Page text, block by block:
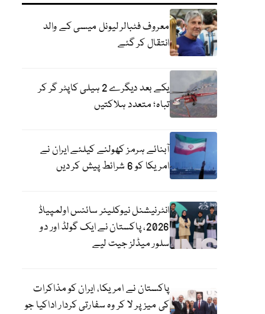
معروف فٹبالر لیونل میسی کے والد
انتقال کر گئے
یکے بعد دیگرے 2 ہیلی کاپٹر گر کر
تباہ؛ متعدد ہلاکتیں
آبنائے ہرمز کھولنے کیلئے ایران نے
امریکا کو 6 شرائط پیش کر دیں
انٹرنیشنل نیوکلیئر سائنس اولمپیاڈ
2026، پاکستان نے ایک گولڈ اور دو
سلور میڈلز جیت لیے
پاکستان نے امریکا، ایران کو مذاکرات
کی میز پر لا کر وہ سفارتی کردار اداکیا جو